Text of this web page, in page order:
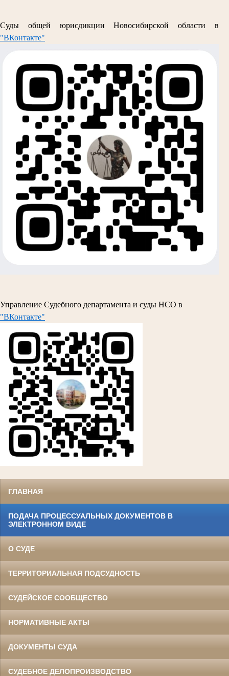
Суды общей юрисдикции Новосибирской области в
"ВКонтакте"
Управление Судебного департамента и суды НСО в
"ВКонтакте"
ГЛАВНАЯ
ПОДАЧА ПРОЦЕССУАЛЬНЫХ ДОКУМЕНТОВ В
ЭЛЕКТРОННОМ ВИДЕ
О СУДЕ
ТЕРРИТОРИАЛЬНАЯ ПОДСУДНОСТЬ
СУДЕЙСКОЕ СООБЩЕСТВО
НОРМАТИВНЫЕ АКТЫ
ДОКУМЕНТЫ СУДА
СУДЕБНОЕ ДЕЛОПРОИЗВОДСТВО